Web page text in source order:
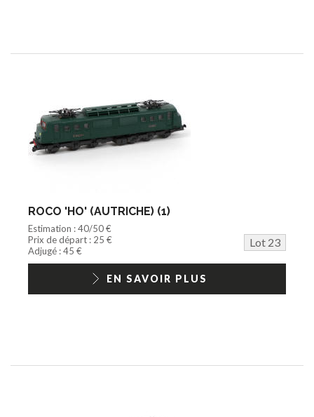
ROCO 'HO' (AUTRICHE) (1)
Estimation : 40/50 €
Prix de départ : 25 €
Lot 23
Adjugé : 45 €
EN SAVOIR PLUS